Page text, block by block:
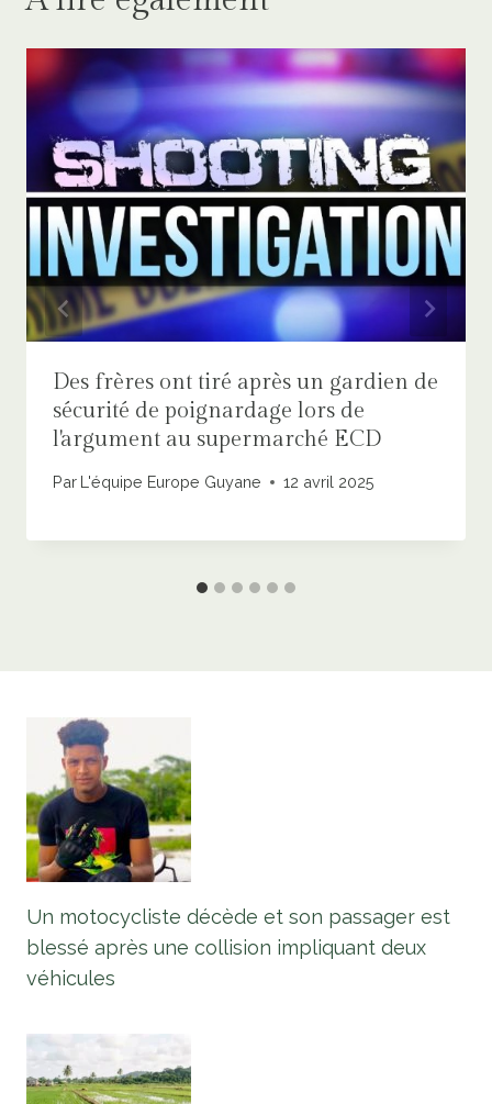
Des frères ont tiré après un gardien de
sécurité de poignardage lors de
l'argument au supermarché ECD
Par L'équipe Europe Guyane 12 avril 2025
Un motocycliste décède et son passager est
blessé après une collision impliquant deux
véhicules